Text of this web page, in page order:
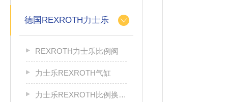
德国REXROTH力士乐
REXROTH力士乐比例阀
力士乐REXROTH气缸
力士乐REXROTH比例换向阀